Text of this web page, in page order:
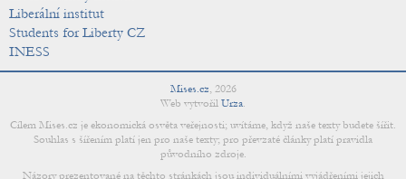
Liberální institut
Students for Liberty CZ
INESS
Mises.cz, 2026
Web vytvořil Urza.
Cílem Mises.cz je ekonomická osvěta veřejnosti; uvítáme, když naše texty budete šířit.
Souhlas s šířením platí jen pro naše texty; pro převzaté články platí pravidla
původního zdroje.
Názory prezentované na těchto stránkách jsou individuálními vyjádřeními jejich